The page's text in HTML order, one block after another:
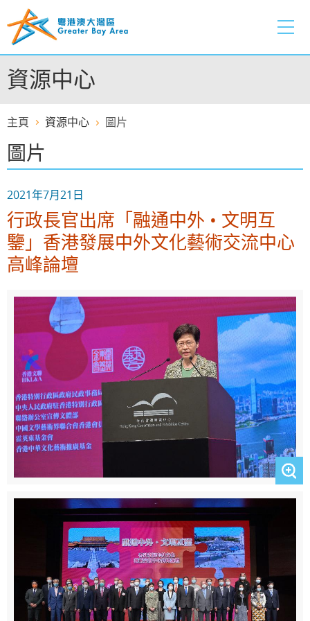
至
容
的
開
資源中心
主頁 資源中心 圖片
圖片
2021年7月21日
行政長官出席「融通中外 • 文明互
鑒」香港發展中外文化藝術交流中心
高峰論壇